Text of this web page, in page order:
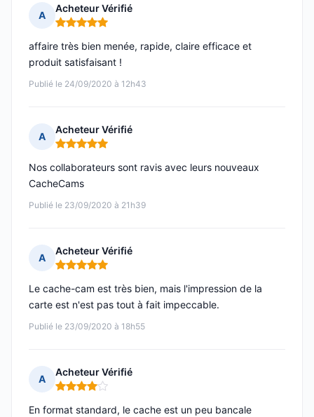
A
Acheteur Vérifié
Note : 5 sur 5
Publié le 24/09/2020 à 12h43
affaire très bien menée, rapide, claire efficace et
produit satisfaisant !
A
Acheteur Vérifié
Note : 5 sur 5
Publié le 23/09/2020 à 21h39
Nos collaborateurs sont ravis avec leurs nouveaux
CacheCams
A
Acheteur Vérifié
Note : 5 sur 5
Publié le 23/09/2020 à 18h55
Le cache-cam est très bien, mais l'impression de la
carte est n'est pas tout à fait impeccable.
A
Acheteur Vérifié
Note : 4 sur 5
En format standard, le cache est un peu bancale